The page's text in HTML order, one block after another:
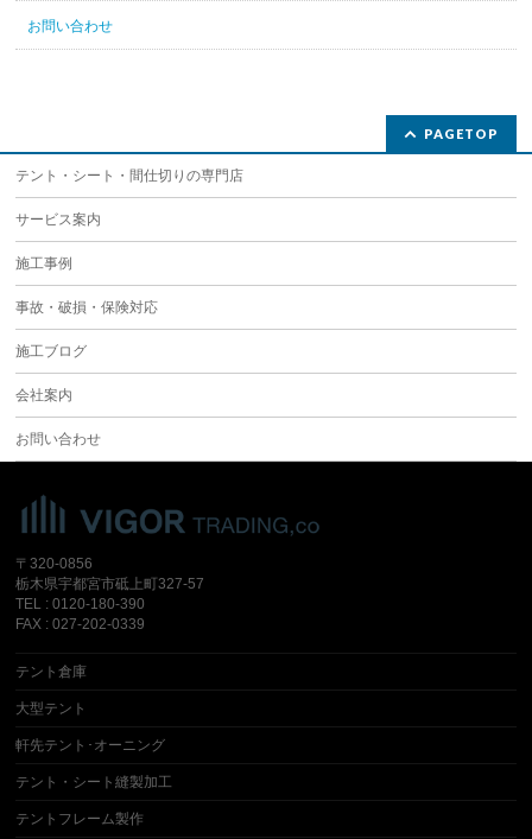
お問い合わせ
PAGETOP
テント・シート・間仕切りの専門店
サービス案内
施工事例
事故・破損・保険対応
施工ブログ
会社案内
お問い合わせ
〒320-0856
栃木県宇都宮市砥上町327-57
TEL : 0120-180-390
FAX : 027-202-0339
テント倉庫
大型テント
軒先テント･オーニング
テント・シート縫製加工
テントフレーム製作